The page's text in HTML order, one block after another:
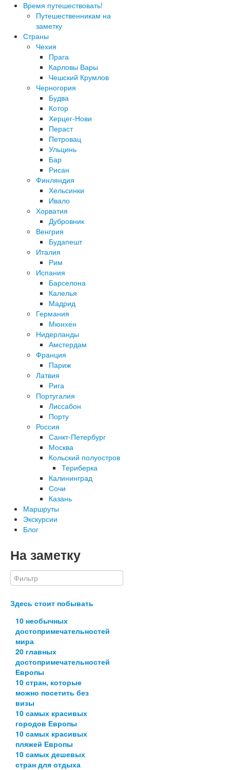
Время путешествовать!
Путешественникам на
заметку
Страны
Чехия
Прага
Карловы Вары
Чешский Крумлов
Черногория
Будва
Котор
Херцег-Нови
Пераст
Петровац
Ульцинь
Бар
Рисан
Финляндия
Хельсинки
Ивало
Хорватия
Дубровник
Венгрия
Будапешт
Италия
Рим
Испания
Барселона
Калелья
Мадрид
Германия
Мюнхен
Нидерланды
Амстердам
Франция
Париж
Латвия
Рига
Португалия
Лиссабон
Порту
Россия
Санкт-Петербург
Москва
Кольский полуостров
Териберка
Калининград
Сочи
Казань
Маршруты
Экскурсии
Блог
На заметку
Здесь стоит побывать
10 необычных
достопримечательностей
мира
20 главных
достопримечательностей
Европы
10 стран, которые
можно посетить без
визы
10 самых красивых
городов Европы
10 самых красивых
пляжей Европы
10 самых дешевых
стран для отдыха